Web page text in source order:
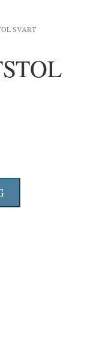
SVART